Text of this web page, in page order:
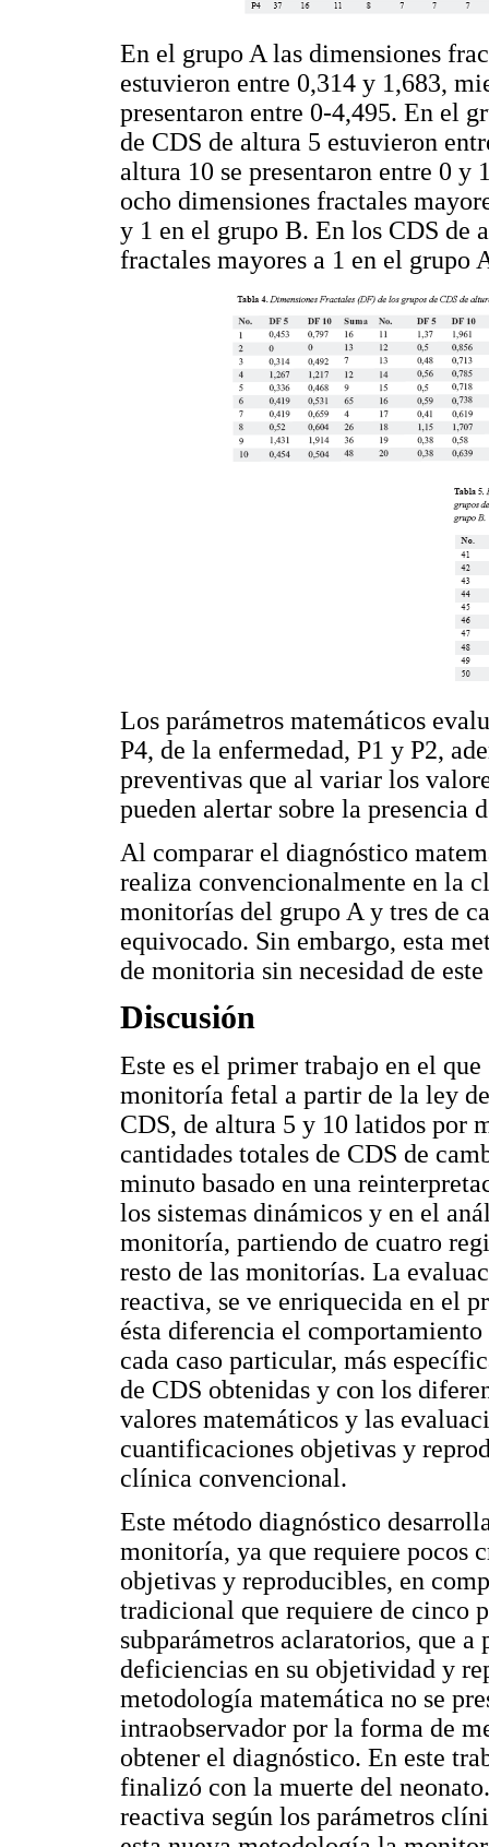
En el grupo A las dimensiones
estuvieron entre 0,314 y 1,683,
presentaron entre 0-4,495. En el
de CDS de altura 5 estuvieron
altura 10 se presentaron entre 0 y
ocho dimensiones fractales
y 1 en el grupo B. En los CDS de
fractales mayores a 1 en el grupo
Los parámetros matemáticos
P4, de la enfermedad, P1 y P2,
preventivas que al variar los
pueden alertar sobre la presencia
Al comparar el diagnóstico
realiza convencionalmente en la
monitorías del grupo A y tres de
equivocado. Sin embargo, esta
de monitoria sin necesidad de
Discusión
Este es el primer trabajo en el
monitoría fetal a partir de la ley
CDS, de altura 5 y 10 latidos por
cantidades totales de CDS de
minuto basado en una
los sistemas dinámicos y en el
monitoría, partiendo de cuatro
resto de las monitorías. La
reactiva, se ve enriquecida en el
ésta diferencia el
cada caso particular, más
de CDS obtenidas y con los
valores matemáticos y las
cuantificaciones objetivas y
clínica convencional.
Este método diagnóstico
monitoría, ya que requiere pocos
objetivas y reproducibles, en
tradicional que requiere de cinco
subparámetros aclaratorios, que
deficiencias en su objetividad y
metodología matemática no se
intraobservador por la forma de
obtener el diagnóstico. En este
finalizó con la muerte del
reactiva según los parámetros